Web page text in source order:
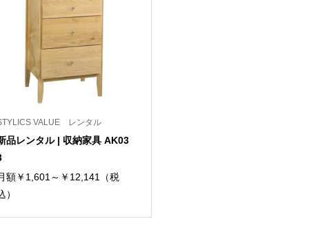
VALUE レンタル
品レンタル | 収納家具 AK03
額￥1,601～￥12,141（税
）